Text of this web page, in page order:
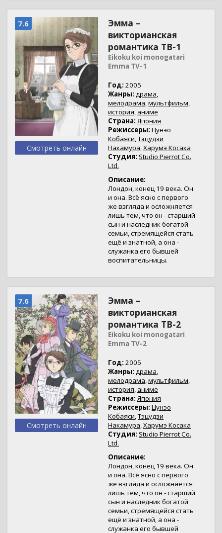
7.6
Смотреть онлайн
Эмма –
викторианская
романтика ТВ-1
Eikoku koi monogatari
Emma TV-1
Год: 2005
Жанры: драма,
мелодрама,мультфильм,
история, аниме
Страна: Япония
Режиссеры: Цунэо
Кобаяси,Тэцудзи
Накамура,Харумэ Косака
Студия: Studio Pierrot Co.
Ltd.
Описание:
Лондон, конец 19 века. Он
и она. Всё ясно с первого
же взгляда и осложняется
лишь тем, что он - старший
сын и наследник богатой
семьи, стремящейся стать
ещё и знатной, а она -
служанка его бывшей
воспитательницы.
7.6
Смотреть онлайн
Эмма –
викторианская
романтика ТВ-2
Eikoku koi monogatari
Emma TV-2
Год: 2005
Жанры: драма,
мелодрама,мультфильм,
история, аниме
Страна: Япония
Режиссеры: Цунэо
Кобаяси,Тэцудзи
Накамура,Харумэ Косака
Студия: Studio Pierrot Co.
Ltd.
Описание:
Лондон, конец 19 века. Он
и она. Всё ясно с первого
же взгляда и осложняется
лишь тем, что он - старший
сын и наследник богатой
семьи, стремящейся стать
ещё и знатной, а она -
служанка его бывшей